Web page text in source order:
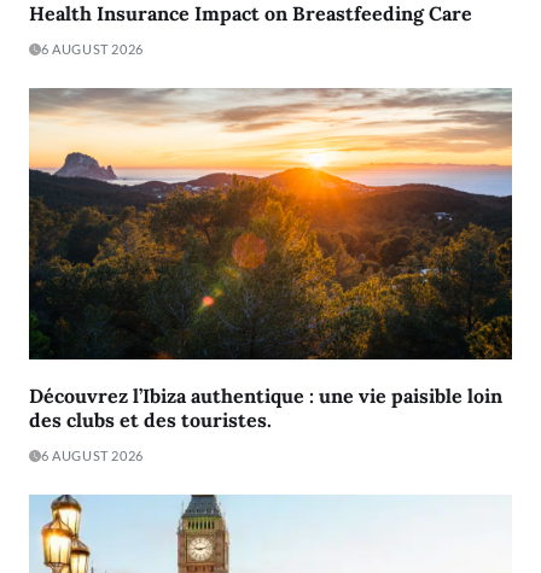
Health Insurance Impact on Breastfeeding Care
6 AUGUST 2026
Découvrez l’Ibiza authentique : une vie paisible loin
des clubs et des touristes.
6 AUGUST 2026